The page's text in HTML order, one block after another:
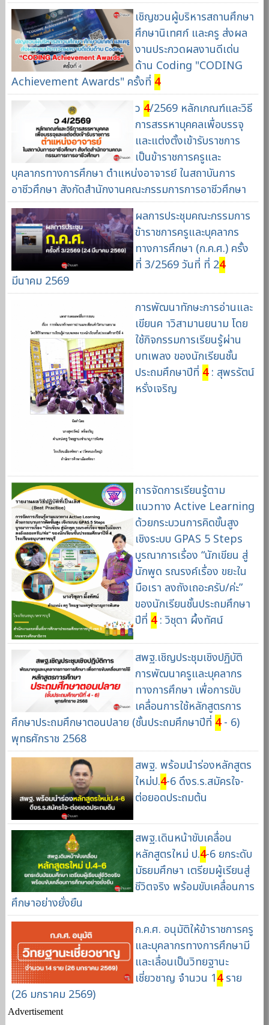
เชิญชวนผู้บริหารสถานศึกษา
ศึกษานิเทศก์ และครู ส่งผล
งานประกวดผลงานดีเด่น
ด้าน Coding "CODING
Achievement Awards" ครั้งที่ 4
ว 4/2569 หลักเกณฑ์และวิธี
การสรรหาบุคคลเพื่อบรรจุ
และแต่งตั้งเข้ารับราชการ
เป็นข้าราชการครูและ
บุคลากรทางการศึกษา ตำแหน่งอาจารย์ ในสถาบันการ
อาชีวศึกษา สังกัดสำนักงานคณะกรรมการการอาชีวศึกษา
ผลการประชุมคณะกรรมการ
ข้าราชการครูและบุคลากร
ทางการศึกษา (ก.ค.ศ.) ครั้ง
ที่ 3/2569 วันที่ ที่ 24
มีนาคม 2569
การพัฒนาทักษะการอ่านและ
เขียนค าวิสามานยนาม โดย
ใช้กิจกรรมการเรียนรู้ผ่าน
บทเพลง ของนักเรียนชั้น
ประถมศึกษาปีที่ 4: สุพรรัตน์
หรั่งเจริญ
การจัดการเรียนรู้ตาม
แนวทาง Active Learning
ด้วยกระบวนการคิดขั้นสูง
เชิงระบบ GPAS 5 Steps
บูรณาการเรื่อง “นักเขียน สู่
นักพูด รณรงค์เรื่อง ขยะใน
มือเรา ลงถังเถอะครับ/ค่ะ”
ของนักเรียนชั้นประถมศึกษา
ปีที่ 4: วิชุตา ผึ้งทัศน์
สพฐ.เชิญประชุมเชิงปฏิบัติ
การพัฒนาครูและบุคลากร
ทางการศึกษา เพื่อการขับ
เคลื่อนการใช้หลักสูตรการ
ศึกษาประถมศึกษาตอนปลาย (ชั้นประถมศึกษาปีที่ 4- 6)
พุทธศักราช 2568
สพฐ. พร้อมนำร่องหลักสูตร
ใหม่ป.4-6 ดึงร.ร.สมัครใจ-
ต่อยอดประถมต้น
สพฐ.เดินหน้าขับเคลื่อน
หลักสูตรใหม่ ป.4-6 ยกระดับ
มัธยมศึกษา เตรียมผู้เรียนสู่
ชีวิตจริง พร้อมขับเคลื่อนการ
ศึกษาอย่างยั่งยืน
ก.ค.ศ. อนุมัติให้ข้าราชการครู
และบุคลากรทางการศึกษามี
และเลื่อนเป็นวิทยฐานะ
เชี่ยวชาญ จำนวน 14ราย
(26 มกราคม 2569)
Advertisement